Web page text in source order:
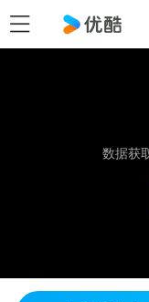
数据获